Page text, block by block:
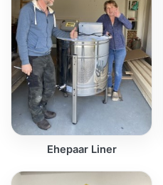
Ehepaar Liner